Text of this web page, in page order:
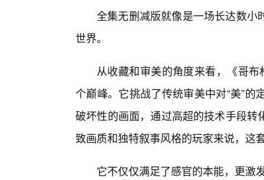
全集无删减版就像是一场长达数小
世界。
从收藏和审美的角度来看，《哥
个巅峰。它挑战了传统审美中对“美”
破坏性的画面，通过高超的技术手段
致画质和独特叙事风格的玩家来说，这
它不仅仅满足了感官的本能，更激